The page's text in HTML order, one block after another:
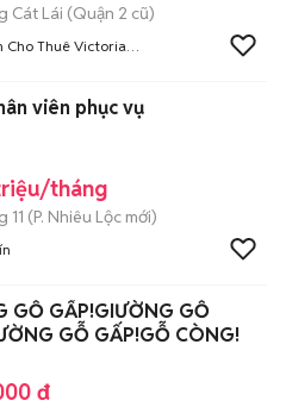
Cát Lái (Quận 2 cũ)
Cho Thuê Victoria
viên phục vụ
tháng
11 (P. Nhiêu Lộc mới)
GỖ GẤP!GIƯỜNG GỖ
GỖ GẤP!GỖ CÒNG!
đ